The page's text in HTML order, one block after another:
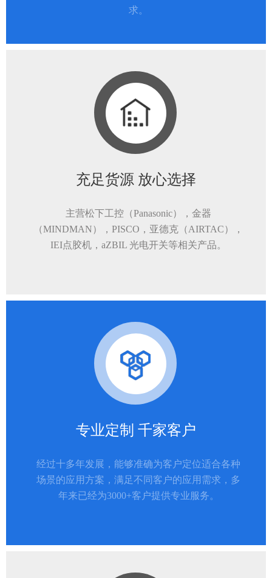
求。
充足货源 放心选择
主营松下工控（Panasonic），金器
（MINDMAN），PISCO，亚德克（AIRTAC），
IEI点胶机，aZBIL 光电开关等相关产品。
专业定制 千家客户
经过十多年发展，能够准确为客户定位适合各种
场景的应用方案，满足不同客户的应用需求，多
年来已经为3000+客户提供专业服务。